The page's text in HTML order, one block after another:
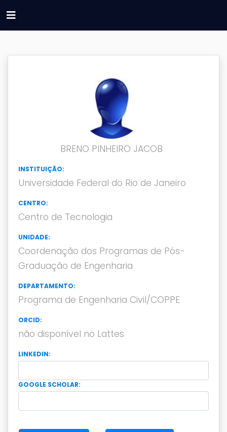
BRENO PINHEIRO JACOB
INSTITUIÇÃO:
Universidade Federal do Rio de Janeiro
CENTRO:
Centro de Tecnologia
UNIDADE:
Coordenação dos Programas de Pós-
Graduação de Engenharia
DEPARTAMENTO:
Programa de Engenharia Civil/COPPE
ORCID:
não disponível no Lattes
LINKEDIN:
GOOGLE SCHOLAR: